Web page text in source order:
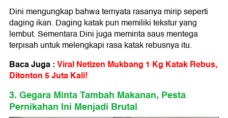
Dini mengungkap bahwa ternyata rasanya mirip seperti
daging ikan. Daging katak pun memiliki tekstur yang
lembut. Sementara Dini juga meminta saus mentega
terpisah untuk melengkapi rasa katak rebusnya itu.
Baca Juga :Viral Netizen Mukbang 1 Kg Katak Rebus,
Ditonton 5 Juta Kali!
3. Gegara Minta Tambah Makanan, Pesta
Pernikahan Ini Menjadi Brutal